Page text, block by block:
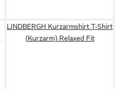
LINDBERGH Kurzarmshirt T-Shirt
(Kurzarm) Relaxed Fit